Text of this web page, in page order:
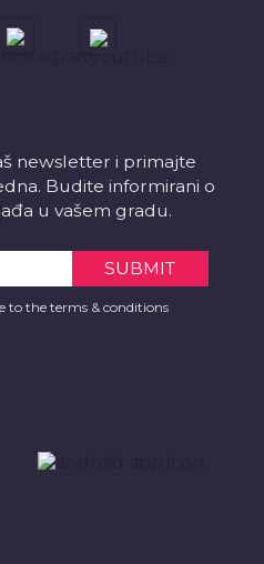
newsletter i primajte
Budite informirani o
u vašem gradu.
to the terms & conditions